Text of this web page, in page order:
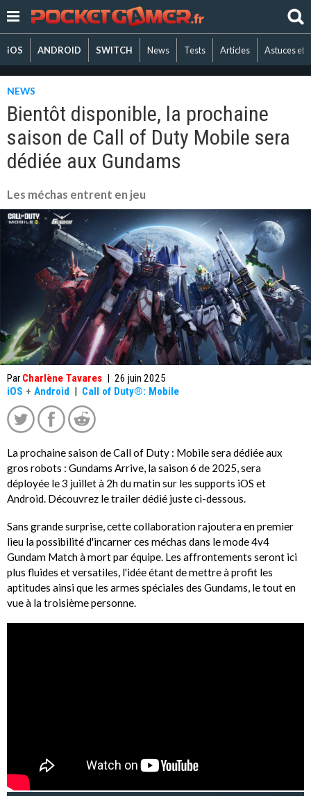
iOS ANDROID SWITCH News Tests Articles Astuces et
NEWS
Bientôt disponible, la prochaine
saison de Call of Duty Mobile sera
dédiée aux Gundams
Les méchas entrent en jeu
Par Charlène Tavares | 26 juin 2025
iOS + Android | Call of Duty®: Mobile
La prochaine saison de Call of Duty : Mobile sera dédiée aux
gros robots : Gundams Arrive, la saison 6 de 2025, sera
déployée le 3 juillet à 2h du matin sur les supports iOS et
Android. Découvrez le trailer dédié juste ci-dessous.
Sans grande surprise, cette collaboration rajoutera en premier
lieu la possibilité d'incarner ces méchas dans le mode 4v4
Gundam Match à mort par équipe. Les affrontements seront ici
plus fluides et versatiles, l'idée étant de mettre à profit les
aptitudes ainsi que les armes spéciales des Gundams, le tout en
vue à la troisième personne.